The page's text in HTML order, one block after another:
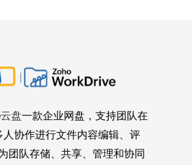
云盘一款企业网盘，支持团队在
人协作进行文件内容编辑、评
团队存储、共享、管理和协同